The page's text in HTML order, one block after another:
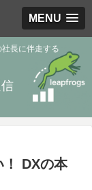
MENU
社長に伴走する
！ DXの本